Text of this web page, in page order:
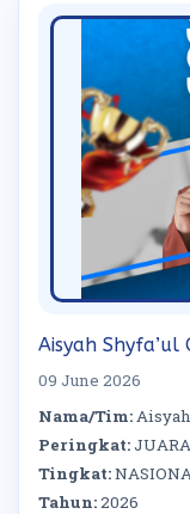
Aisyah Shyfa’ul
09 June 2026
Nama/Tim:
Peringkat:JUARA
Tingkat:
Tahun:2026